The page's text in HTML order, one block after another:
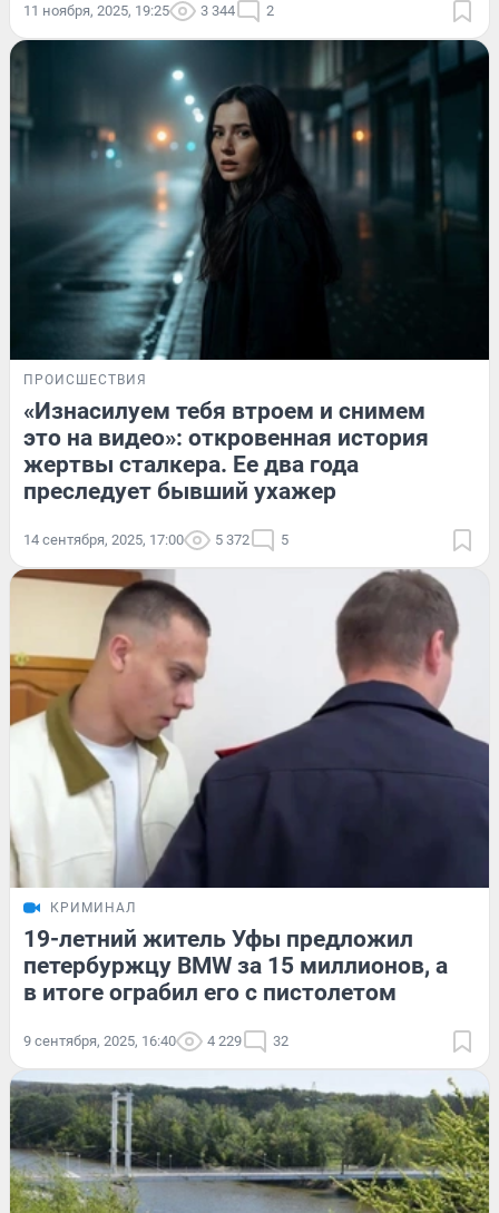
11 ноября, 2025, 19:25 3 344 2
ПРОИСШЕСТВИЯ
«Изнасилуем тебя втроем и снимем
это на видео»: откровенная история
жертвы сталкера. Ее два года
преследует бывший ухажер
14 сентября, 2025, 17:00 5 372 5
КРИМИНАЛ
19-летний житель Уфы предложил
петербуржцу BMW за 15 миллионов, а
в итоге ограбил его с пистолетом
9 сентября, 2025, 16:40 4 229 32